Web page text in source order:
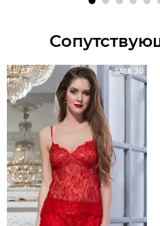
SALE 20